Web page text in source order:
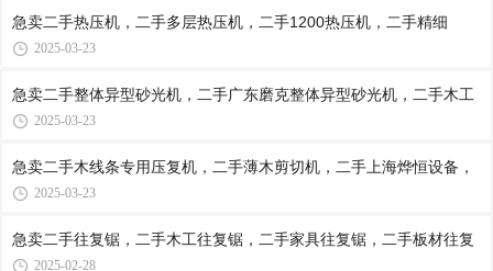
急卖二手热压机，二手多层热压机，二手1200热压机，二手精细
2025-03-23
急卖二手整体异型砂光机，二手广东磨克整体异型砂光机，二手木工
2025-03-23
急卖二手木线条专用压复机，二手薄木剪切机，二手上海烨恒设备，
2025-03-23
急卖二手往复锯，二手木工往复锯，二手家具往复锯，二手板材往复
2025-02-28